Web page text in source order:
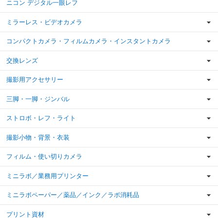
ニコン デジタル一眼レフ
ミラーレス・ビデオカメラ
コンパクトカメラ・フィルムカメラ・インスタントカメラ
交換レンズ
撮影用アクセサリー
三脚・一脚・ジンバル
ストロボ・レフ・ライト
撮影小物・背景・衣装
フィルム・使い切りカメラ
ミニラボ／業務用プリンター
ミニラボペーパー／薬品／インク／ラボ消耗品
プリント資材